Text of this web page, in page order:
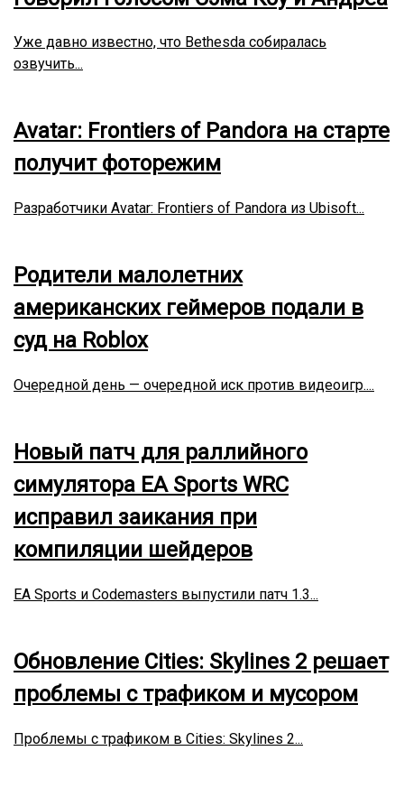
Уже давно известно, что Bethesda собиралась
озвучить...
Avatar: Frontiers of Pandora на старте
получит фоторежим
Разработчики Avatar: Frontiers of Pandora из Ubisoft...
Родители малолетних
американских геймеров подали в
суд на Roblox
Очередной день — очередной иск против видеоигр....
Новый патч для раллийного
симулятора EA Sports WRC
исправил заикания при
компиляции шейдеров
EA Sports и Codemasters выпустили патч 1.3...
Обновление Cities: Skylines 2 решает
проблемы с трафиком и мусором
Проблемы с трафиком в Cities: Skylines 2...